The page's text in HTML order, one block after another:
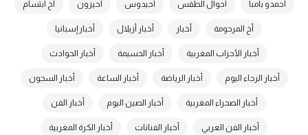
أحمدو بامبا أحوال الطقس أحيدوس أحيزون أخ ابتسام
أخ المرحومة أخبار أخبار أزيلال أخبار إسبانيا
أخبار الأحزاب المغربية أخبار الحسيمة أخبار الحوادث
أخبار الرجاء اليوم أخبار الرياضة أخبار الساعة أخبار السجون
أخبار الصحراء المغربية أخبار الصين اليوم أخبار الفن
أخبار الفن العربي أخبار الفنانات أخبار الكرة المغربية